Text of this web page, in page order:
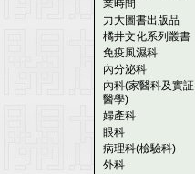
業時間
力大圖書出版品
橘井文化系列叢書
免疫風濕科
內分泌科
內科(家醫科及實証
醫學)
婦產科
眼科
病理科(檢驗科)
外科